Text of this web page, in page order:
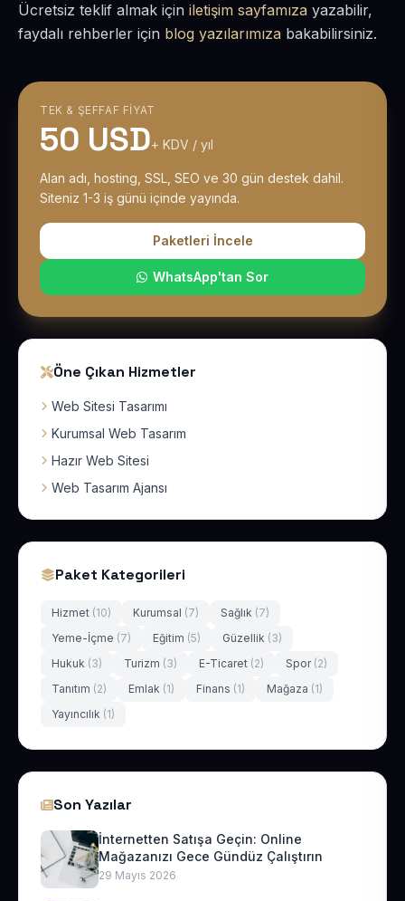
Ücretsiz teklif almak için iletişim sayfamıza yazabilir,
faydalı rehberler için blog yazılarımıza bakabilirsiniz.
TEK & ŞEFFAF FIYAT
50 USD+ KDV / yıl
Alan adı, hosting, SSL, SEO ve 30 gün destek dahil.
Siteniz 1-3 iş günü içinde yayında.
Paketleri İncele
WhatsApp'tan Sor
Öne Çıkan Hizmetler
Web Sitesi Tasarımı
Kurumsal Web Tasarım
Hazır Web Sitesi
Web Tasarım Ajansı
Paket Kategorileri
Hizmet (10) Kurumsal (7) Sağlık (7)
Yeme-İçme (7) Eğitim (5) Güzellik (3)
Hukuk (3) Turizm (3) E-Ticaret (2) Spor (2)
Tanıtım (2) Emlak (1) Finans (1) Mağaza (1)
Yayıncılık (1)
Son Yazılar
İnternetten Satışa Geçin: Online
Mağazanızı Gece Gündüz Çalıştırın
29 Mayıs 2026